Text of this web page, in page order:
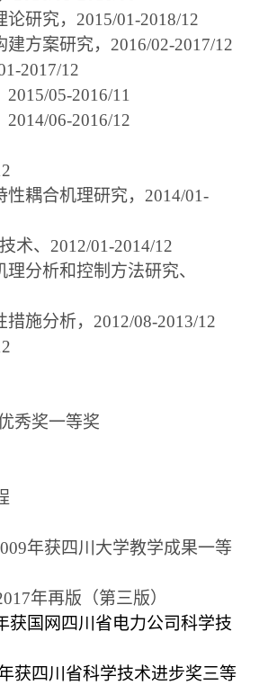
研究， 2015/01-2018/12
方案研究， 2016/02-2017/12
2017/12
2015/05-2016/11
2014/06-2016/12
耦合机理研究， 2014/01-
术、 2012/01-2014/12
分析和控制方法研究、
施分析， 2012/08-2013/12
秀奖一等奖
年获四川大学教学成果一等
年再版（第三版）
获国网四川省电力公司科学技
获四川省科学技术进步奖三等